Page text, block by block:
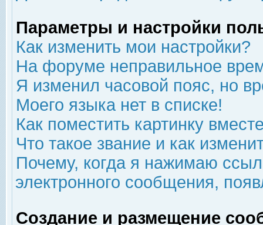
Параметры и настройки
Как изменить мои настройки?
На форуме неправильное
Я изменил часовой пояс, но
Моего языка нет в списке!
Как поместить картинку
Что такое звание и как
Почему, когда я нажимаю
электронного сообщения,
Создание и размещение